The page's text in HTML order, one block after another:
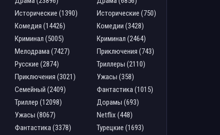
Исторические (1390)
Комедия (14426)
Криминал (5005)
Мелодрама (7427)
Русские (2874)
Приключения (3021)
Семейный (2409)
Триллер (12098)
Ужасы (8067)
Фантастика (3378)
Исторические (750)
Комедии (3428)
Криминал (2464)
Приключения (743)
Триллеры (2110)
Ужасы (358)
Фантастика (1015)
Дорамы (693)
Netflix (448)
Турецкие (1693)